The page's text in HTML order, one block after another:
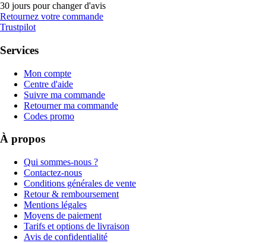
30 jours pour changer d'avis
Retournez votre commande
Trustpilot
Services
Mon compte
Centre d'aide
Suivre ma commande
Retourner ma commande
Codes promo
À propos
Qui sommes-nous ?
Contactez-nous
Conditions générales de vente
Retour & remboursement
Mentions légales
Moyens de paiement
Tarifs et options de livraison
Avis de confidentialité